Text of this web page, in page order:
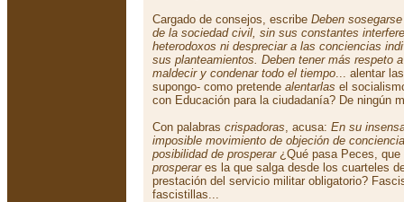
Cargado de consejos, escribe Deben
de la sociedad civil, sin sus constantes
heterodoxos ni despreciar a las conciencias
sus planteamientos. Deben tener más respeto
maldecir y condenar todo el tiempo... alentar
supongo- como pretende alentarlas el
con Educación para la ciudadanía? De ningún
Con palabras crispadoras, acusa: En su
imposible movimiento de objeción de
posibilidad de prosperar¿Qué pasa Peces, que
prosperares la que salga desde los cuarteles
prestación del servicio militar obligatorio?
fascistillas...